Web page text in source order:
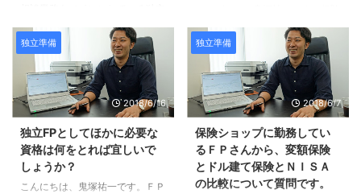
のような、中立の立場でのFPを
目指し日々勉強中でございます。
そして、鬼塚先生のように資産運
用を通してお客様にも、更には日
本全体にも貢献できる仕事 ...
ころ数年経験、その頃から運用の
魅力を感じはじめていました ...
投資信託相談をメインにしたいそ
うです。 はじめまして。 現在独
立系のFPとして家計相談業務を
メインにしています。 人気が出
るFP事務所の始め方のDVDを拝
見して、私も投資信託相談をメイ
ンにしたいなと思いました。 鬼
塚さんのブログにはよく保険商品
について書かれていますが、私は
あまり商品内容に詳しくありませ
のショップに勤務している方か
ら、質問が届きました。 確定拠
出年金についてです。 昨日のセ
ミナーではありがとうございまし
た。m(__)m 独立をするにあた
り、他のプランナーから聞いたの
たら一度、売却して一度現金化し
ないといけないと聞いたのです
が、個人型確定拠出型年金もそう
なのでしょうか？ 複利効果はど
独立準備
2018/6/16
独立FPとしてほかに必要な
資格は何をとれば宜しいで
しょうか？
こんにちは、鬼塚祐一です。ＦＰ
独立準備
2018/6/7
保険ショップに勤務してい
るＦＰさんから、変額保険
とドル建て保険とＮＩＳＡ
の比較について質問です。